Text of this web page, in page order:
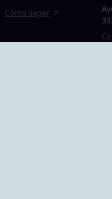
Cómo llegar